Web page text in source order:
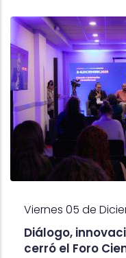
Viernes 05 de
Diálogo,
cerró el Foro